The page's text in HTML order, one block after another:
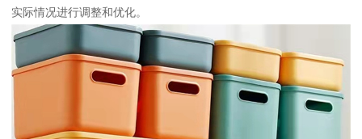
实际情况进行调整和优化。